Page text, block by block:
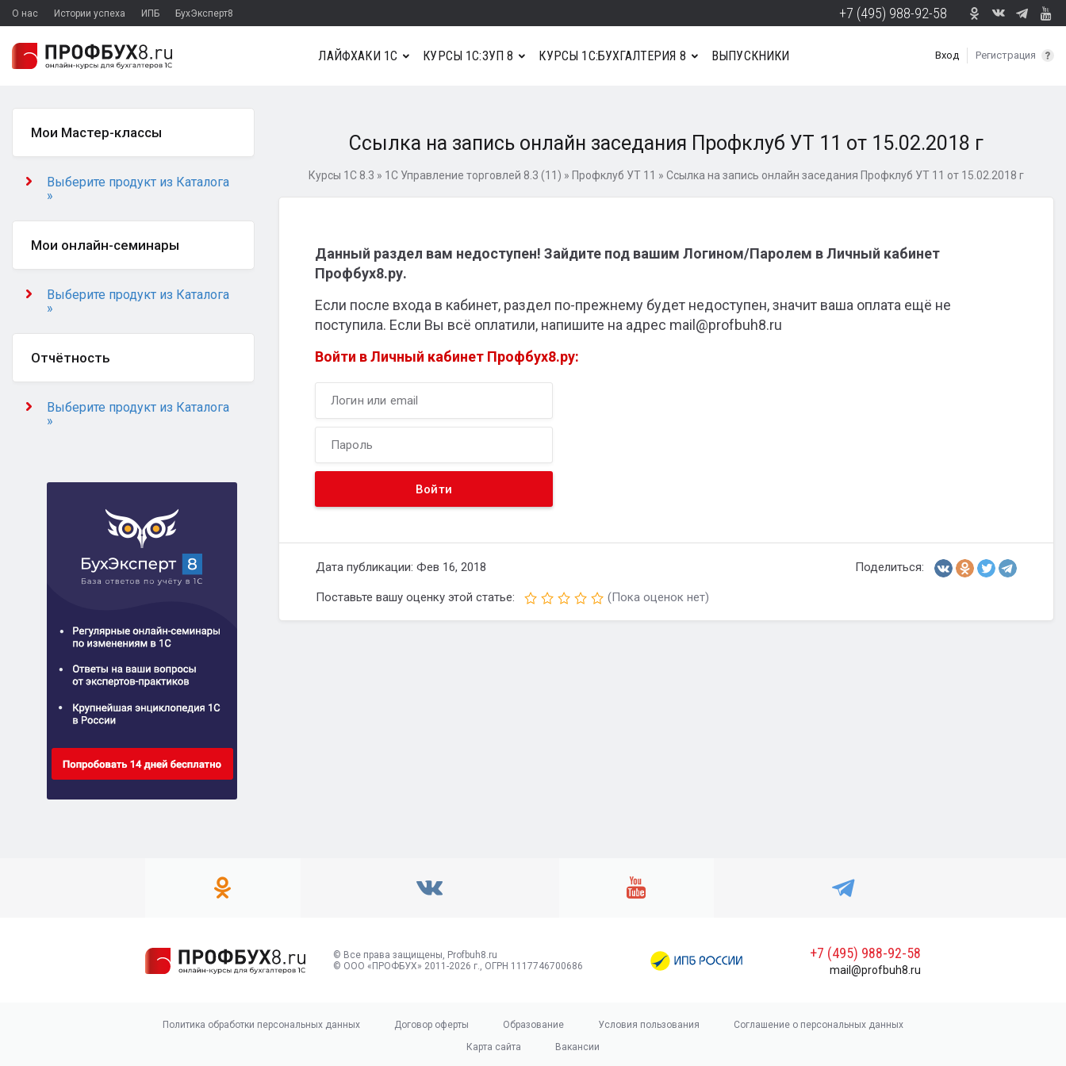
О нас Истории успеха ИПБ БухЭксперт8 +7 (495) 988-92-58
Вход Регистрация
ЛАЙФХАКИ 1С КУРСЫ 1С:ЗУП 8 КУРСЫ 1С:БУХГАЛТЕРИЯ 8 ВЫПУСКНИКИ
Ссылка на запись онлайн заседания Профклуб УТ 11 от 15.02.2018 г
Курсы 1С 8.3 » 1С Управление торговлей 8.3 (11) » Профклуб УТ 11 » Ссылка на запись онлайн заседания Профклуб УТ 11 от 15.02.2018 г
Данный раздел вам недоступен! Зайдите под вашим Логином/Паролем в Личный кабинет
Профбух8.ру.
Если после входа в кабинет, раздел по-прежнему будет недоступен, значит ваша оплата ещё не
поступила. Если Вы всё оплатили, напишите на адрес mail@profbuh8.ru
Войти в Личный кабинет Профбух8.ру:
Дата публикации: Фев 16, 2018 Поделиться:
Поставьте вашу оценку этой статье: (Пока оценок нет)
Мои Мастер-классы
Выберите продукт из Каталога
»
Мои онлайн-семинары
Выберите продукт из Каталога
»
Отчётность
Выберите продукт из Каталога
»
© Все права защищены, Profbuh8.ru
© ООО «ПРОФБУХ» 2011-2026 г., ОГРН 1117746700686
+7 (495) 988-92-58
mail@profbuh8.ru
Политика обработки персональных данных Договор оферты Образование Условия пользования
Соглашение о персональных данных
Карта сайта
Вакансии